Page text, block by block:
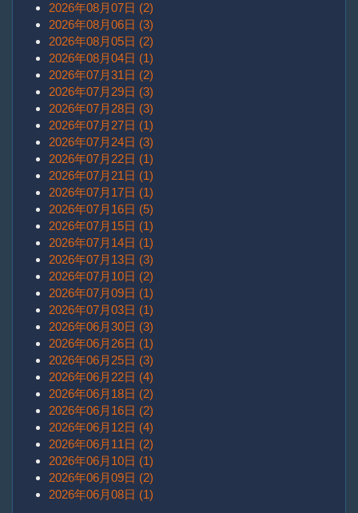
2026年08月07日 (2)
2026年08月06日 (3)
2026年08月05日 (2)
2026年08月04日 (1)
2026年07月31日 (2)
2026年07月29日 (3)
2026年07月28日 (3)
2026年07月27日 (1)
2026年07月24日 (3)
2026年07月22日 (1)
2026年07月21日 (1)
2026年07月17日 (1)
2026年07月16日 (5)
2026年07月15日 (1)
2026年07月14日 (1)
2026年07月13日 (3)
2026年07月10日 (2)
2026年07月09日 (1)
2026年07月03日 (1)
2026年06月30日 (3)
2026年06月26日 (1)
2026年06月25日 (3)
2026年06月22日 (4)
2026年06月18日 (2)
2026年06月16日 (2)
2026年06月12日 (4)
2026年06月11日 (2)
2026年06月10日 (1)
2026年06月09日 (2)
2026年06月08日 (1)